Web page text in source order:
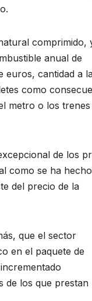
comprimido,
anual de
euros, cantidad a
como
metro o los trenes
de los
como se ha
del precio de la
que el sector
en el paquete de
de los que prestan